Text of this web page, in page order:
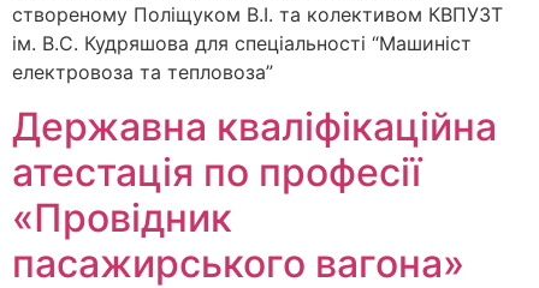
створеному Поліщуком В.І. та колективом КВПУЗТ
ім. В.С. Кудряшова для спеціальності “Машиніст
електровоза та тепловоза”
Державна кваліфікаційна
атестація по професії
«Провідник
пасажирського вагона»